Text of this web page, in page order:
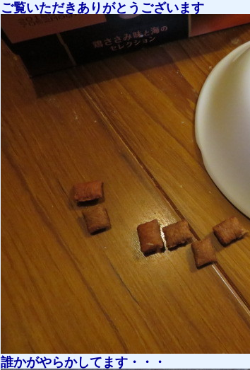
ご覧いただきありがとうございます
誰かがやらかしてます・・・